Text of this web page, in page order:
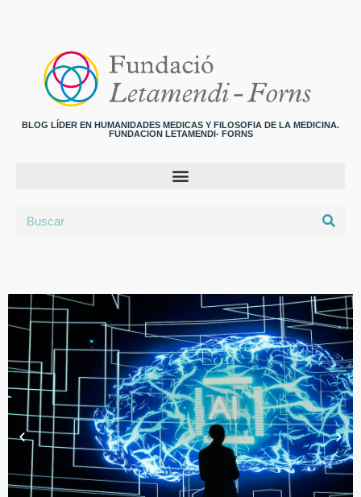
BLOG LÍDER EN HUMANIDADES MEDICAS Y FILOSOFIA DE LA MEDICINA.
FUNDACION LETAMENDI- FORNS